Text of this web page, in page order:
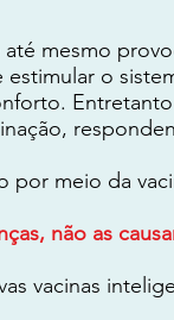
mesmo
o
por meio da
não as
vacinas